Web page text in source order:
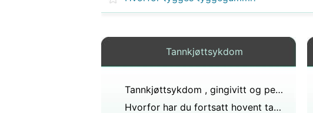
Tannkjøttsykdom
Tannkjøttsykdom , gingivitt og periodontitt
Hvorfor har du fortsatt hovent tannkjøtt og sårhet 2 uker etter at du har fått trukket tennene?